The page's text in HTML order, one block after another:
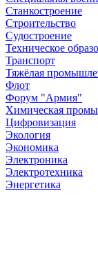
Станкостроение
Строительство
Судостроение
Техническое
Транспорт
Тяжёлая
Флот
Форум "Армия"
Химическая
Цифровизация
Экология
Экономика
Электроника
Электротехника
Энергетика